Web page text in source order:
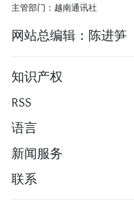
主管部门：越南通讯社
网站总编辑：陈进笋
知识产权
RSS
语言
新闻服务
联系